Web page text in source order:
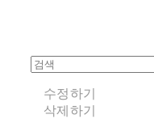
수정하기
삭제하기